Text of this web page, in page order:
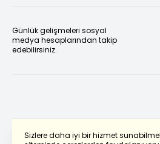
Sizlere daha iyi bir hizmet
Günlük gelişmeleri sosyal
medya hesaplarından takip
edebilirsiniz.